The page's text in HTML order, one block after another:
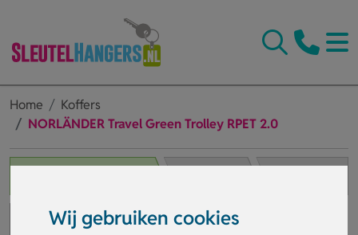
Wij gebruiken cookies
Home
Koffers
NORLÄNDER Travel Green Trolley RPET 2.0